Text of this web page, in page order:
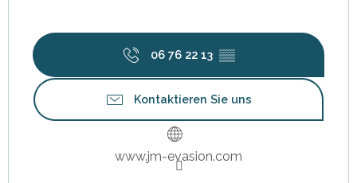
06 76 22 13 ▒▒
Kontaktieren Sie uns
www.jm-evasion.com